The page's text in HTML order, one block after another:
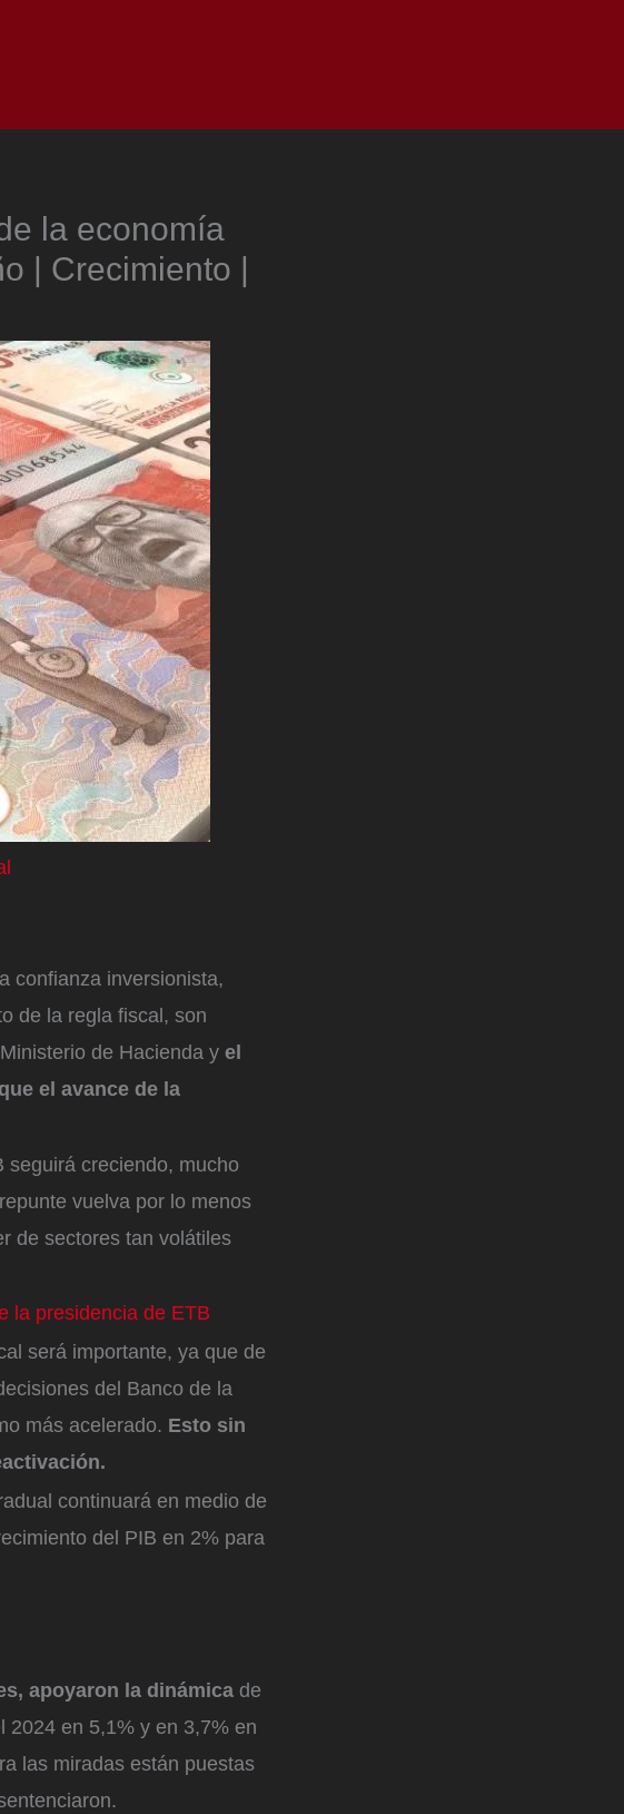
la economía
| Crecimiento |
confianza inversionista,
de la regla fiscal, son
de Hacienda y el
el avance de la
seguirá creciendo, mucho
vuelva por lo menos
de sectores tan volátiles
la presidencia de ETB
será importante, ya que de
del Banco de la
más acelerado. Esto sin
continuará en medio de
del PIB en 2% para
apoyaron la dinámica de
2024 en 5,1% y en 3,7% en
las miradas están puestas